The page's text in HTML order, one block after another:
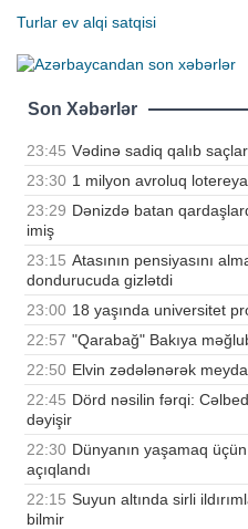
Turlar ev alqi satqisi
Son Xəbərlər
23:45 Vədinə sadiq qalıb
23:30 1 milyon avroluq
23:29 Dənizdə batan
imiş
23:15 Atasının pensiyasını
dondurucuda gizlətdi
23:00 18 yaşında universitet
22:57 "Qarabağ" Bakıya
22:50 Elvin zədələnərək
22:45 Dörd nəsilin fərqi:
dəyişir
22:30 Dünyanın yaşamaq
açıqlandı
22:15 Suyun altında sirli
bilmir